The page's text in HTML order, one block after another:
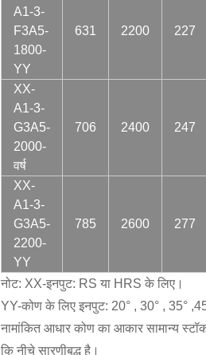
A1-3-
F3A5-
1800-
YY
631 2200 227
XX-
A1-3-
G3A5-
2000-
वर्ष
706 2400 247
XX-
A1-3-
G3A5-
2200-
YY
785 2600 277
नोट: XX-इनपुट: RS या HRS के लिए।
YY-कोण के लिए इनपुट: 20° , 30° , 35°
नामांकित आधार कोण का आकार सामान्य
कि नीचे सारणीबद्ध है।